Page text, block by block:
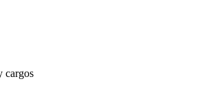
cargos